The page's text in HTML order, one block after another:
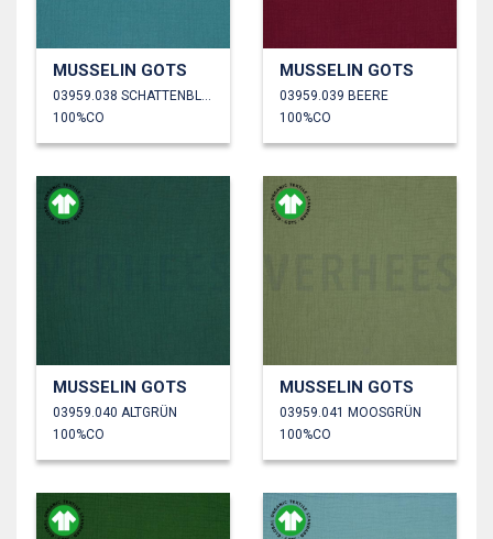
MUSSELIN GOTS
100%CO
MUSSELIN GOTS
03959.039 BEERE
100%CO
MUSSELIN GOTS
03959.040 ALTGRÜN
100%CO
MUSSELIN GOTS
03959.041 MOOSGRÜN
100%CO